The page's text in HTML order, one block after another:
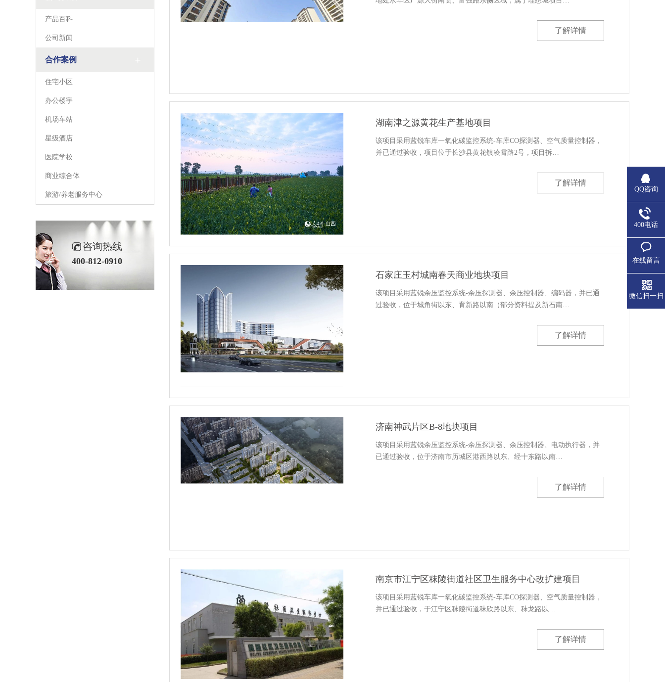
产品百科
公司新闻
合作案例
住宅小区
办公楼宇
机场车站
星级酒店
医院学校
商业综合体
旅游/养老服务中心
咨询热线
400-812-0910
了解详情
湖南津之源黄花生产基地项目
该项目采用蓝锐车库一氧化碳监控系统-车库CO探测器、空气质量控制器，
并已通过验收，项目位于长沙县黄花镇凌霄路2号，项目拆…
了解详情
石家庄玉村城南春天商业地块项目
该项目采用蓝锐余压监控系统-余压探测器、余压控制器、编码器，并已通
过验收，位于城角街以东、育新路以南（部分资料提及新石南…
了解详情
济南神武片区B-8地块项目
该项目采用蓝锐余压监控系统-余压探测器、余压控制器、电动执行器，并
已通过验收，位于济南市历城区‌港西路以东、经十东路以南…
了解详情
南京市江宁区秣陵街道社区卫生服务中心改扩建项目
该项目采用蓝锐车库一氧化碳监控系统-车库CO探测器、空气质量控制器，
并已通过验收，于江宁区秣陵街道‌秣欣路以东、秣龙路以…
了解详情
QQ咨询
400电话
在线留言
微信扫一扫